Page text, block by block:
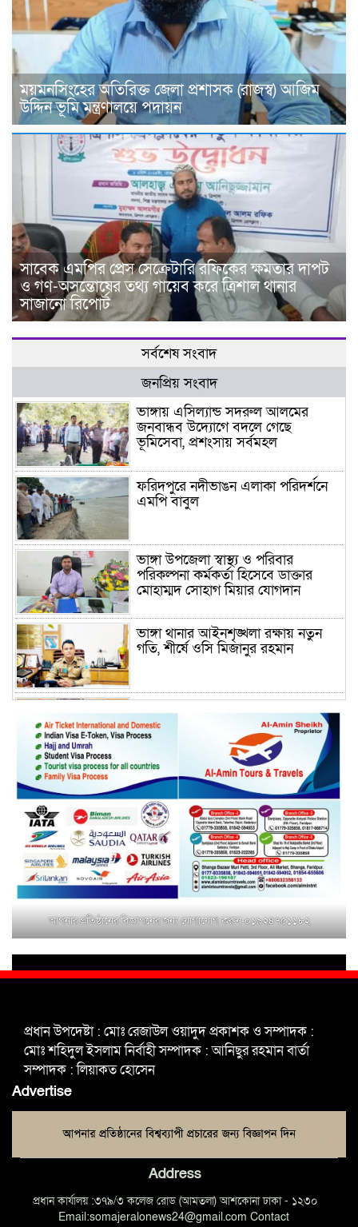
ময়মনসিংহের অতিরিক্ত জেলা প্রশাসক (রাজস্ব) আজিম
উদ্দিন ভূমি মন্ত্রণালয়ে পদায়ন
সাবেক এমপির প্রেস সেক্রেটারি রফিকের ক্ষমতার দাপট
ও গণ-অসন্তোষের তথ্য গায়েব করে ত্রিশাল থানার
সাজানো রিপোর্ট
সর্বশেষ সংবাদ
জনপ্রিয় সংবাদ
ভাঙ্গায় এসিল্যান্ড সদরুল আলমের
জনবান্ধব উদ্যোগে বদলে গেছে
ভূমিসেবা, প্রশংসায় সর্বমহল
ফরিদপুরে নদীভাঙন এলাকা পরিদর্শনে
এমপি বাবুল
ভাঙ্গা উপজেলা স্বাস্থ্য ও পরিবার
পরিকল্পনা কর্মকর্তা হিসেবে ডাক্তার
মোহাম্মদ সোহাগ মিয়ার যোগদান
ভাঙ্গা থানার আইনশৃঙ্খলা রক্ষায় নতুন
গতি, শীর্ষে ওসি মিজানুর রহমান
ময়মনসিংহের অতিরিক্ত জেলা প্রশাসক
(রাজস্ব) আজিম উদ্দিন ভূমি মন্ত্রণালয়ে
পদায়ন
সাবেক এমপির প্রেস সেক্রেটারি রফিকের
ক্ষমতার দাপট ও গণ-অসন্তোষের তথ্য
গায়েব করে ত্রিশাল থানার সাজানো
রিপোর্ট
মুক্তাগাছায় জুলাই শহীদ সামিদের কবর
জিয়ারত ও পৌর কমিটির কার্যক্রম শুরু
শহিদুল ইসলাম বাবুলের হাত ধরে বদলে
আংশিক কমিটি, ৩০ দিনে পূর্ণাঙ্গ করার
নির্দেশ
মুক্তাগাছায় দাওগাঁও এ চিহ্নিত মাদক
প্রতিবাদে বিক্ষোভ সমাবেশ
আপনার প্রতিষ্ঠানের বিজ্ঞাপনের জন্য যোগাযোগ করুন-০১৯২৪৭৫১১৮২
প্রধান উপদেষ্টা : মোঃ রেজাউল ওয়াদুদ প্রকাশক ও সম্পাদক :
মোঃ শহিদুল ইসলাম নির্বাহী সম্পাদক : আনিছুর রহমান বার্তা
সম্পাদক : লিয়াকত হোসেন
Advertise
Address
প্রধান কার্যালয় :৩৭৯/৩ কলেজ রোড (আমতলা) আশকোনা ঢাকা - ১২৩০
Email:somajeralonews24@gmail.com Contact